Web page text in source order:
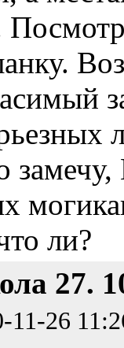
замечу,
ли?
27.
11-26